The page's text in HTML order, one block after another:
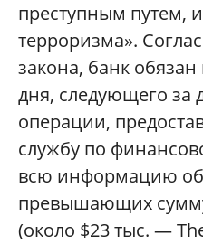
преступным путем,
терроризма».
закона, банк
дня, следующего за
операции,
службу по
всю информацию
превышающих
(около $23 тыс. —